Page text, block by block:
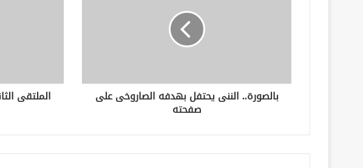
ن
بالصورة.. الننى يحتفل بهدفه الصاروخى على
صفحته
الملتقى